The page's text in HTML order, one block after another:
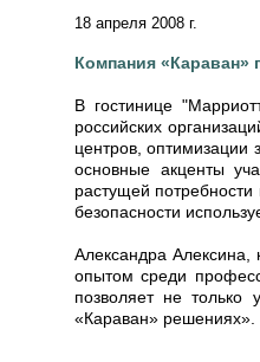
18 апреля 2008 г.
Компания «Караван»
В гостинице
российских
центров, оптимизации
основные акценты
растущей
безопасности
Александра
опытом среди
позволяет не только
«Караван» решениях».